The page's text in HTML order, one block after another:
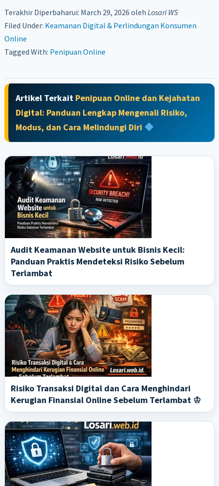
Terakhir Diperbaharui: March 29, 2026 oleh Losari WS
Filed Under: Keamanan Digital & Perlindungan Konsumen
Online
Tagged With: Penipuan Online
Artikel Terkait Penipuan Online dan Kejahatan
Digital: Panduan Lengkap Mengenali Risiko,
Modus, dan Cara Melindungi Diri
Audit Keamanan Website untuk Bisnis Kecil:
Panduan Praktis Mendeteksi Risiko Sebelum
Terlambat
Risiko Transaksi Digital dan Cara Menghindari
Kerugian Finansial Online Sebelum Terlambat ♔